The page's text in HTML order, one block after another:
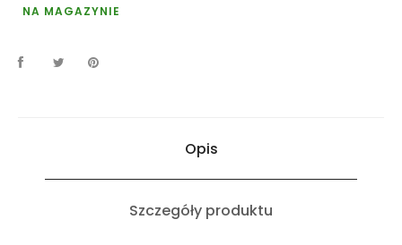
NA MAGAZYNIE
Opis
Szczegóły produktu